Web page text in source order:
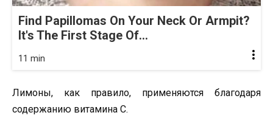
Find Papillomas On Your Neck Or Armpit?
It's The First Stage Of...
11 min
Лимоны, как правило, применяются благодаря
содержанию витамина С.